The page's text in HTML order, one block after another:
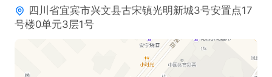
月休安排 ：每月休息 3 天，休息时间合理，保证工
作与生活的平衡。
欢迎求职者咨询，联系我时，请说是在兴文直聘上看
四川省宜宾市兴文县古宋镇光明新城3号安置点17
号楼0单元3层1号